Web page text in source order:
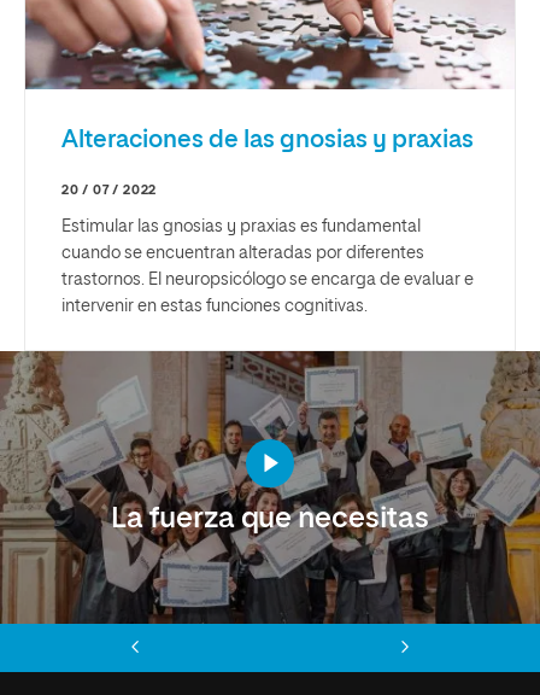
Alteraciones de las gnosias y praxias
20 / 07 / 2022
Estimular las gnosias y praxias es fundamental
cuando se encuentran alteradas por diferentes
trastornos. El neuropsicólogo se encarga de evaluar e
intervenir en estas funciones cognitivas.
La fuerza que necesitas